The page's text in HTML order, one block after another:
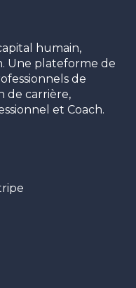
humain,
Une plateforme de
de
de carrière,
et Coach.